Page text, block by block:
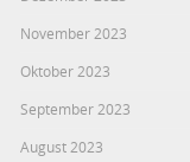
November 2023
Oktober 2023
September 2023
August 2023